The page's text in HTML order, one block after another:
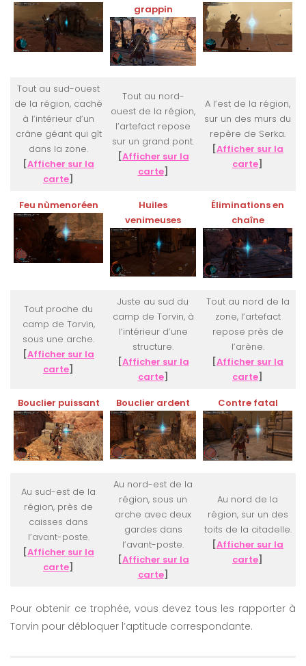
grappin
Tout au sud-ouest
de la région, caché
à l’intérieur d’un
crâne géant qui gît
dans la zone.
[Afficher sur la
carte]
Tout au nord-
ouest de la région,
l’artefact repose
sur un grand pont.
[Afficher sur la
carte]
A l’est de la région,
sur un des murs du
repère de Serka.
[Afficher sur la
carte]
Feu nùmenoréen
Huiles
venimeuses
Éliminations en
chaîne
Tout proche du
camp de Torvin,
sous une arche.
[Afficher sur la
carte]
Juste au sud du
camp de Torvin, à
l’intérieur d’une
structure.
[Afficher sur la
carte]
Tout au nord de la
zone, l’artefact
repose près de
l’arène.
[Afficher sur la
carte]
Bouclier puissant
Bouclier ardent Contre fatal
Au sud-est de la
région, près de
caisses dans
l’avant-poste.
[Afficher sur la
carte]
Au nord-est de la
région, sous un
arche avec deux
gardes dans
l’avant-poste.
[Afficher sur la
carte]
Au nord de la
région, sur un des
toits de la citadelle.
[Afficher sur la
carte]
Pour obtenir ce trophée, vous devez tous les rapporter à
Torvin pour débloquer l’aptitude correspondante.